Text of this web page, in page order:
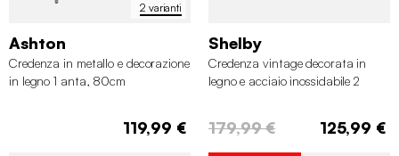
2 varianti
Ashton
Credenza in metallo e decorazione
in legno 1 anta, 80cm
119,99 €
Shelby
Credenza vintage decorata in
legno e acciaio inossidabile 2
179,99 € 125,99 €